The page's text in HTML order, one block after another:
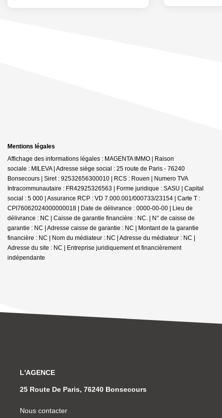
Mentions légales
Affichage des informations légales : MAGENTA IMMO | Raison
sociale : MILEVA | Adresse siège social : 25 route de Paris - 76240
Bonsecours | Siret : 92532656300010 | RCS : Rouen | Numero TVA
Intracommunautaire : FR42925326563 | Forme juridique : SASU | Capital
social : 5 000 | Assurance RCP : VD 7.000.001/000733/23154 | Carte T :
CPI76062024000000018 | Date de délivrance : 0000-00-00 | Lieu de
délivrance : NC | Caisse de garantie financière : NC. | N° de caisse de
garantie : NC | Adresse caisse de garantie : NC | Montant de la garantie
financière : NC | Nom du médiateur : NC | Adresse du médiateur : NC |
Adresse du site : NC | Entreprise juridiquement et financièrement
indépendante
L'AGENCE
25 Route De Paris, 76240 Bonsecours
Nous contacter